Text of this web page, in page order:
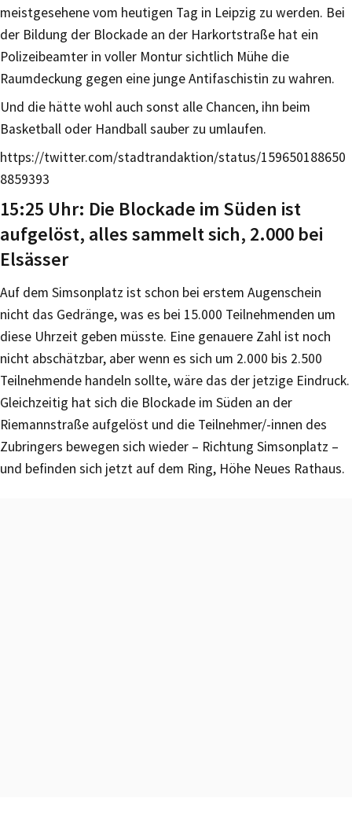
meistgesehene vom heutigen Tag in Leipzig zu werden. Bei
der Bildung der Blockade an der Harkortstraße hat ein
Polizeibeamter in voller Montur sichtlich Mühe die
Raumdeckung gegen eine junge Antifaschistin zu wahren.
Und die hätte wohl auch sonst alle Chancen, ihn beim
Basketball oder Handball sauber zu umlaufen.
https://twitter.com/stadtrandaktion/status/159650188650
8859393
15:25 Uhr: Die Blockade im Süden ist
aufgelöst, alles sammelt sich, 2.000 bei
Elsässer
Auf dem Simsonplatz ist schon bei erstem Augenschein
nicht das Gedränge, was es bei 15.000 Teilnehmenden um
diese Uhrzeit geben müsste. Eine genauere Zahl ist noch
nicht abschätzbar, aber wenn es sich um 2.000 bis 2.500
Teilnehmende handeln sollte, wäre das der jetzige Eindruck.
Gleichzeitig hat sich die Blockade im Süden an der
Riemannstraße aufgelöst und die Teilnehmer/-innen des
Zubringers bewegen sich wieder – Richtung Simsonplatz –
und befinden sich jetzt auf dem Ring, Höhe Neues Rathaus.